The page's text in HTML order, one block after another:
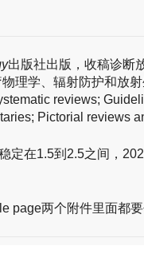
出版社出版，收稿诊断
理学、辐射防护和放
reviews;
Pictorial reviews
定在1.5到2.5之间，
page两个附件里面都要